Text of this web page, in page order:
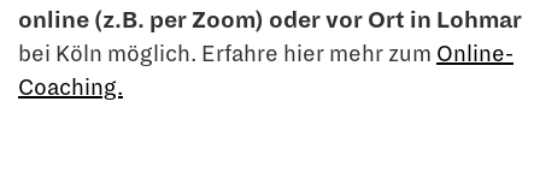
online (z.B. per Zoom) oder vor Ort in Lohmar
bei Köln möglich. Erfahre hier mehr zum Online-
Coaching.